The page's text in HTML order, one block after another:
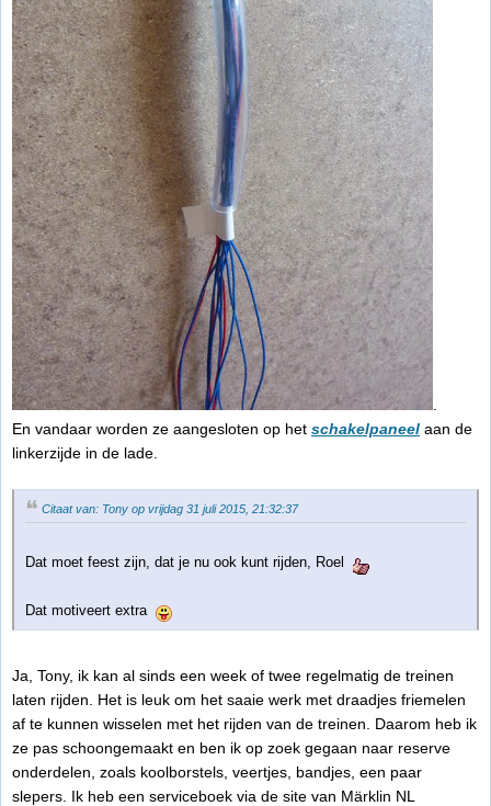
En vandaar worden ze aangesloten op het schakelpaneel aan de
linkerzijde in de lade.
Citaat van: Tony op vrijdag 31 juli 2015, 21:32:37
Dat moet feest zijn, dat je nu ook kunt rijden, Roel
Dat motiveert extra
Ja, Tony, ik kan al sinds een week of twee regelmatig de treinen
laten rijden. Het is leuk om het saaie werk met draadjes friemelen
af te kunnen wisselen met het rijden van de treinen. Daarom heb ik
ze pas schoongemaakt en ben ik op zoek gegaan naar reserve
onderdelen, zoals koolborstels, veertjes, bandjes, een paar
slepers. Ik heb een serviceboek via de site van Märklin NL